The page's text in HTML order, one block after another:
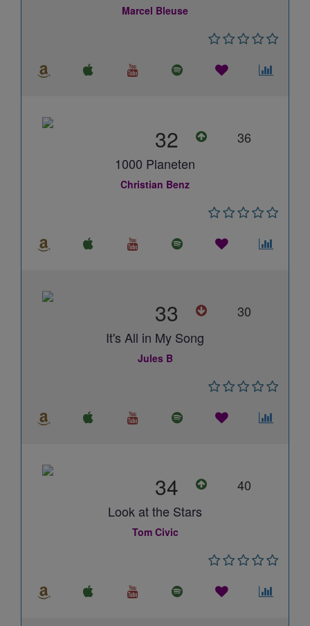
Marcel Bleuse
32
36
1000 Planeten
Christian Benz
33
30
It's All in My Song
Jules B
34
40
Look at the Stars
Tom Civic